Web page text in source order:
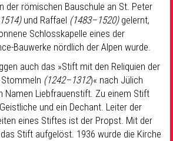
der römischen Bauschule an St. Peter
und Raffael (1483–1520) gelernt,
Schlosskapelle eines der
Bauwerke nördlich der Alpen wurde.
auch das »Stift mit den Reliquien der
(1242–1312)« nach Jülich
Namen Liebfrauenstift. Zu einem Stift
und ein Dechant. Leiter der
eines Stiftes ist der Propst. Mit der
Stift aufgelöst. 1936 wurde die Kirche